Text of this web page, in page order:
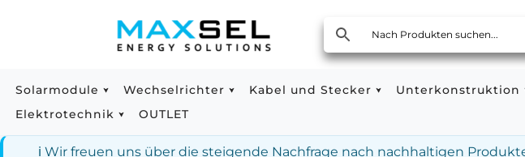
springen
Solarmodule Wechselrichter Kabel und Stecker Unterkonstruktion
Elektrotechnik
OUTLET
ℹ️ Wir freuen uns über die steigende Nachfrage nach nachhaltigen